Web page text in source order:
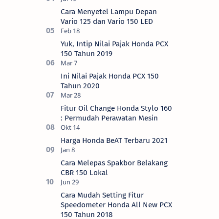
Cara Menyetel Lampu Depan
Vario 125 dan Vario 150 LED
Yuk, Intip Nilai Pajak Honda PCX
150 Tahun 2019
Ini Nilai Pajak Honda PCX 150
Tahun 2020
Fitur Oil Change Honda Stylo 160
: Permudah Perawatan Mesin
Harga Honda BeAT Terbaru 2021
Cara Melepas Spakbor Belakang
CBR 150 Lokal
Cara Mudah Setting Fitur
Speedometer Honda All New PCX
150 Tahun 2018